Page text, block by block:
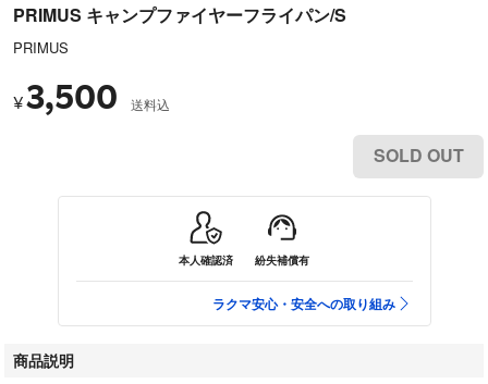
PRIMUS キャンプファイヤーフライパン/S
PRIMUS
¥3,500 送料込
SOLD OUT
本人確認済 紛失補償有
ラクマ安心・安全への取り組み
商品説明